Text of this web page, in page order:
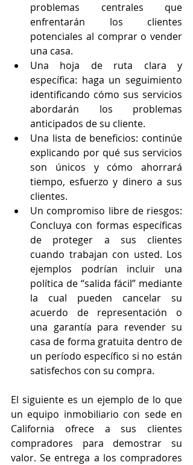
problemas centrales que
enfrentarán los clientes
potenciales al comprar o vender
una casa.
Una hoja de ruta clara y
específica: haga un seguimiento
identificando cómo sus servicios
abordarán los problemas
anticipados de su cliente.
Una lista de beneficios: continúe
explicando por qué sus servicios
son únicos y cómo ahorrará
tiempo, esfuerzo y dinero a sus
clientes.
Un compromiso libre de riesgos:
Concluya con formas específicas
de proteger a sus clientes
cuando trabajan con usted. Los
ejemplos podrían incluir una
política de “salida fácil” mediante
la cual pueden cancelar su
acuerdo de representación o
una garantía para revender su
casa de forma gratuita dentro de
un período específico si no están
satisfechos con su compra.
El siguiente es un ejemplo de lo que
un equipo inmobiliario con sede en
California ofrece a sus clientes
compradores para demostrar su
valor. Se entrega a los compradores